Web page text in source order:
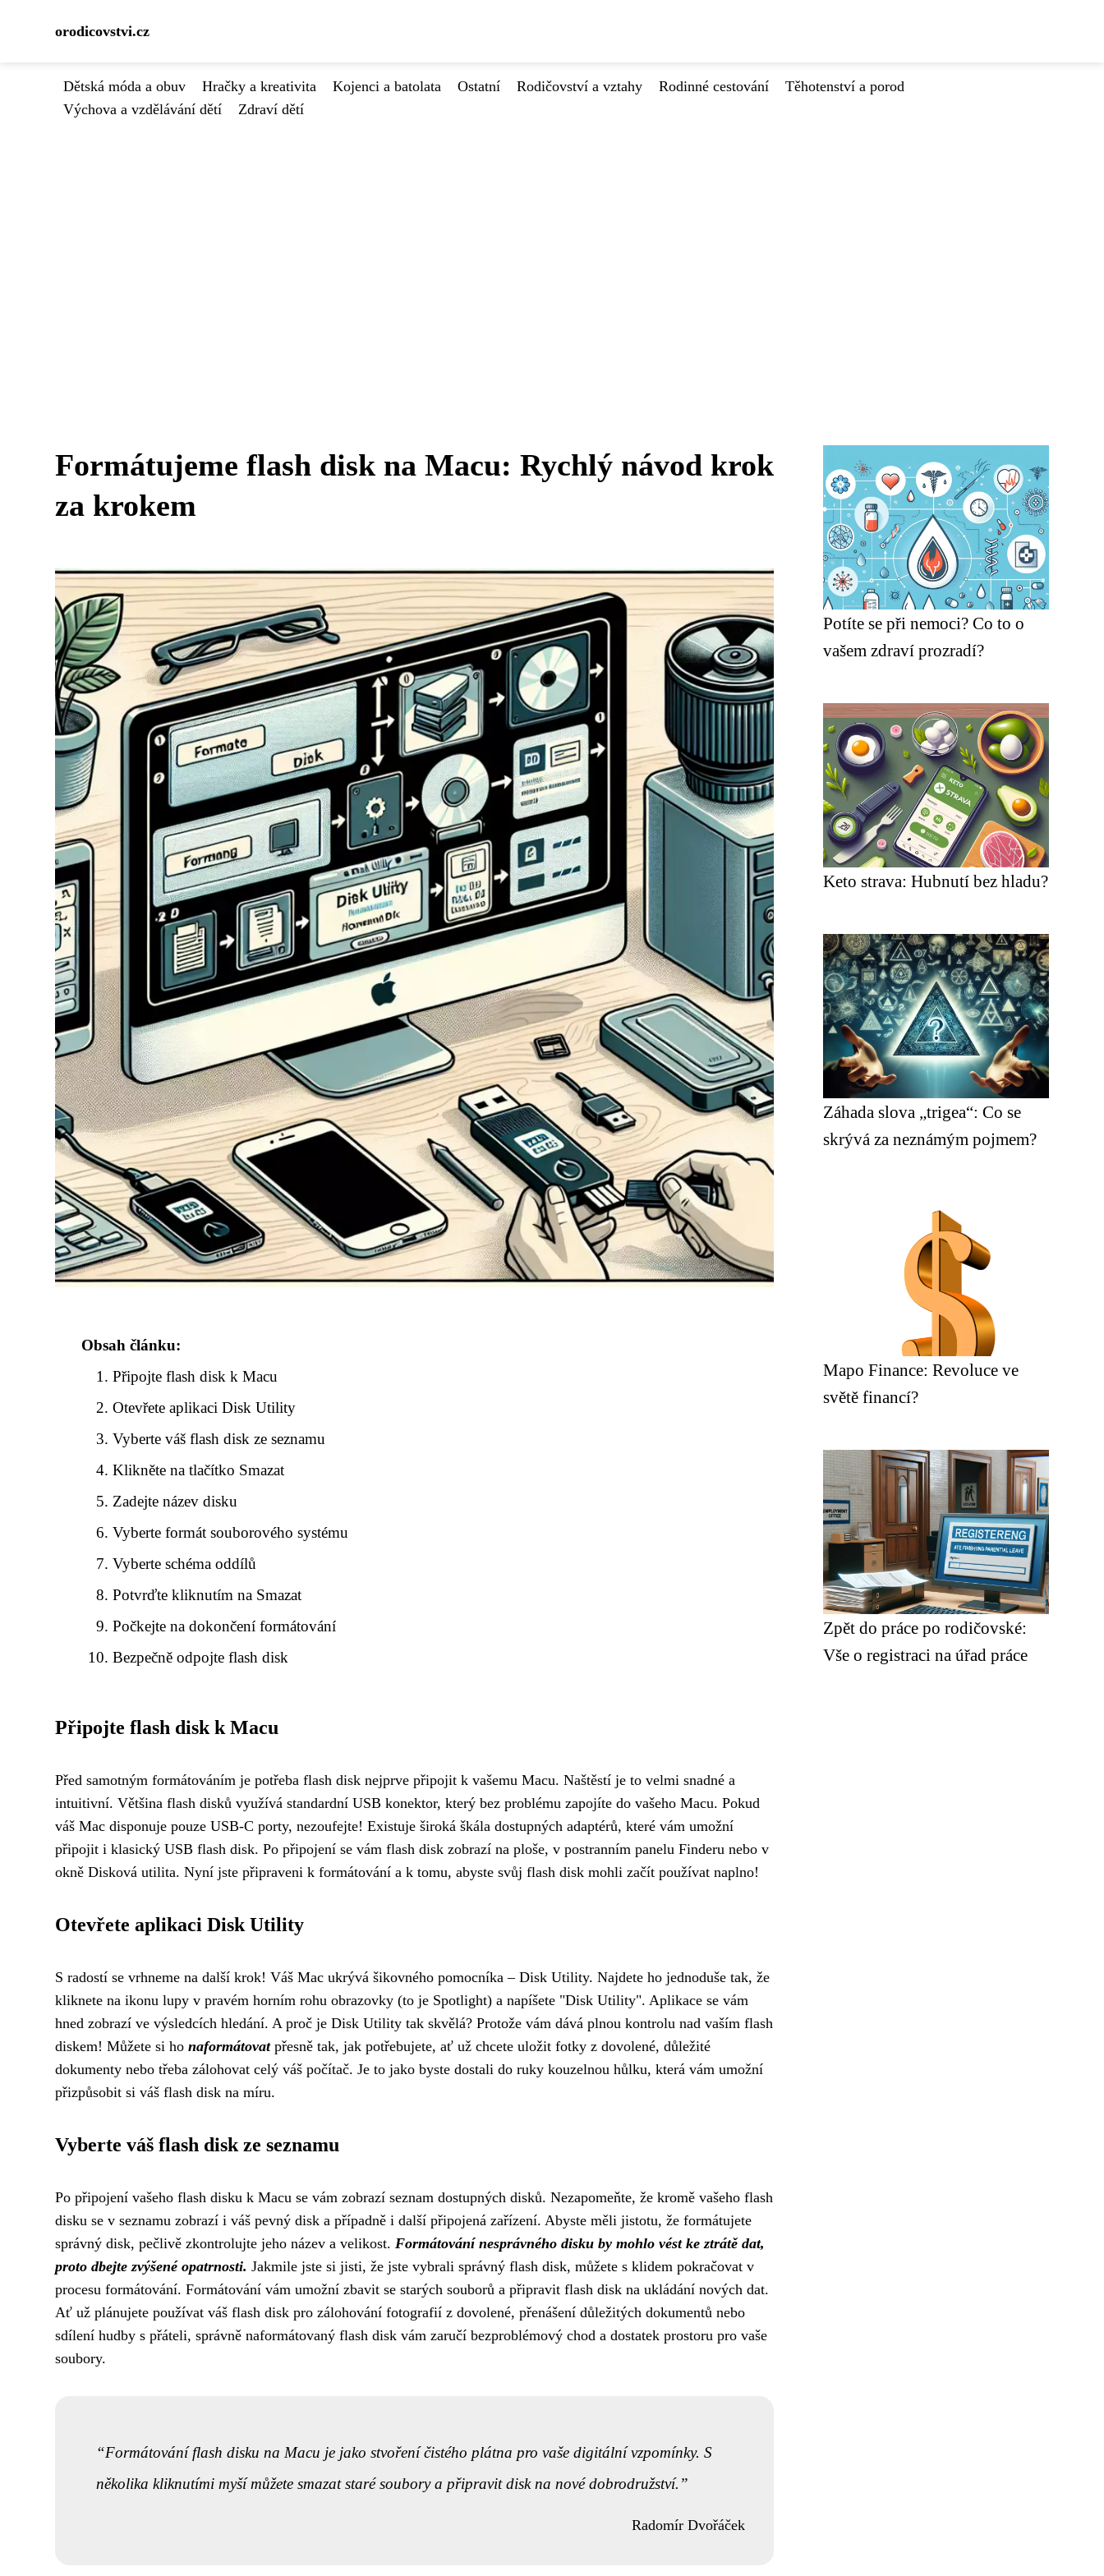
orodicovstvi.cz
Dětská móda a obuv Hračky a kreativita Kojenci a batolata Ostatní Rodičovství a vztahy Rodinné cestování
Těhotenství a porod
Výchova a vzdělávání dětí
Zdraví dětí
Formátujeme flash disk na Macu: Rychlý návod krok
za krokem
Obsah článku:
Připojte flash disk k Macu
Otevřete aplikaci Disk Utility
Vyberte váš flash disk ze seznamu
Klikněte na tlačítko Smazat
Zadejte název disku
Vyberte formát souborového systému
Vyberte schéma oddílů
Potvrďte kliknutím na Smazat
Počkejte na dokončení formátování
Bezpečně odpojte flash disk
Připojte flash disk k Macu
Před samotným formátováním je potřeba flash disk nejprve připojit k vašemu Macu. Naštěstí je to velmi snadné a
intuitivní. Většina flash disků využívá standardní USB konektor, který bez problému zapojíte do vašeho Macu. Pokud
váš Mac disponuje pouze USB-C porty, nezoufejte! Existuje široká škála dostupných adaptérů, které vám umožní
připojit i klasický USB flash disk. Po připojení se vám flash disk zobrazí na ploše, v postranním panelu Finderu nebo v
okně Disková utilita. Nyní jste připraveni k formátování a k tomu, abyste svůj flash disk mohli začít používat naplno!
Otevřete aplikaci Disk Utility
S radostí se vrhneme na další krok! Váš Mac ukrývá šikovného pomocníka – Disk Utility. Najdete ho jednoduše tak, že
kliknete na ikonu lupy v pravém horním rohu obrazovky (to je Spotlight) a napíšete "Disk Utility". Aplikace se vám
hned zobrazí ve výsledcích hledání. A proč je Disk Utility tak skvělá? Protože vám dává plnou kontrolu nad vaším flash
diskem! Můžete si ho naformátovatpřesně tak, jak potřebujete, ať už chcete uložit fotky z dovolené, důležité
dokumenty nebo třeba zálohovat celý váš počítač. Je to jako byste dostali do ruky kouzelnou hůlku, která vám umožní
přizpůsobit si váš flash disk na míru.
Vyberte váš flash disk ze seznamu
Po připojení vašeho flash disku k Macu se vám zobrazí seznam dostupných disků. Nezapomeňte, že kromě vašeho flash
disku se v seznamu zobrazí i váš pevný disk a případně i další připojená zařízení. Abyste měli jistotu, že formátujete
správný disk, pečlivě zkontrolujte jeho název a velikost. Formátování nesprávného disku by mohlo vést ke ztrátě dat,
proto dbejte zvýšené opatrnosti. Jakmile jste si jisti, že jste vybrali správný flash disk, můžete s klidem pokračovat v
procesu formátování. Formátování vám umožní zbavit se starých souborů a připravit flash disk na ukládání nových dat.
Ať už plánujete používat váš flash disk pro zálohování fotografií z dovolené, přenášení důležitých dokumentů nebo
sdílení hudby s přáteli, správně naformátovaný flash disk vám zaručí bezproblémový chod a dostatek prostoru pro vaše
soubory.
Formátování flash disku na Macu je jako stvoření čistého plátna pro vaše digitální vzpomínky. S
několika kliknutími myší můžete smazat staré soubory a připravit disk na nové dobrodružství.
Radomír Dvořáček
Potíte se při nemoci? Co to o
vašem zdraví prozradí?
Keto strava: Hubnutí bez hladu?
Záhada slova „trigea“: Co se
skrývá za neznámým pojmem?
Mapo Finance: Revoluce ve
světě financí?
Zpět do práce po rodičovské:
Vše o registraci na úřad práce